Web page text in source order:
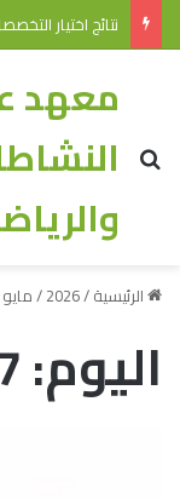
نتائج اختيار
معهد
الرئيسية/
2026
/مايو
اليوم:17